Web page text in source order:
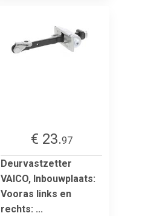
€ 23.97
Deurvastzetter
VAICO, Inbouwplaats:
Vooras links en
rechts: ...